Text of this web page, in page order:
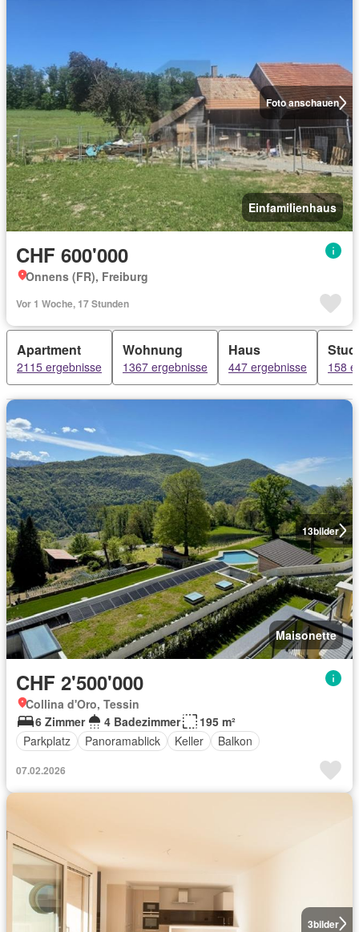
Foto anschauen
Einfamilienhaus
CHF 600'000
Onnens (FR), Freiburg
Vor 1 Woche, 17 Stunden
Apartment
2115 ergebnisse
Wohnung
1367 ergebnisse
Haus
447 ergebnisse 158
13bilder
Maisonette
CHF 2'500'000
Collina d'Oro, Tessin
6 Zimmer
4 Badezimmer
195 m²
Parkplatz
Panoramablick Keller Balkon
07.02.2026
3bilder